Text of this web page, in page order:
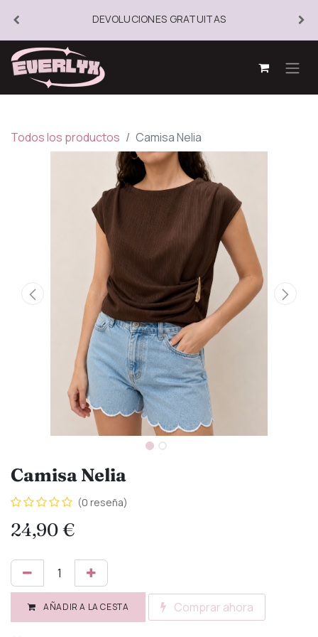
DEVOLUCIONES GRATUITAS
Todos los productos Camisa Nelia
Camisa Nelia
(0 reseña)
24,90€
AÑADIR A LA CESTA Comprar ahora